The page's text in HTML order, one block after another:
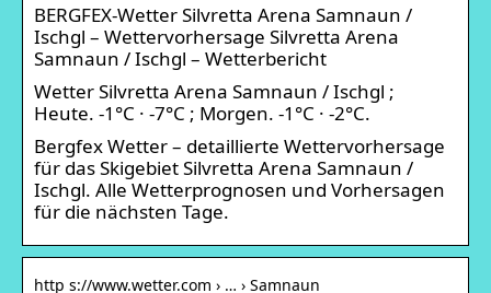
BERGFEX-Wetter Silvretta Arena Samnaun /
Ischgl – Wettervorhersage Silvretta Arena
Samnaun / Ischgl – Wetterbericht
Wetter Silvretta Arena Samnaun / Ischgl ;
Heute. -1°C · -7°C ; Morgen. -1°C · -2°C.
Bergfex Wetter – detaillierte Wettervorhersage
für das Skigebiet Silvretta Arena Samnaun /
Ischgl. Alle Wetterprognosen und Vorhersagen
für die nächsten Tage.
http s://www.wetter.com › … › Samnaun